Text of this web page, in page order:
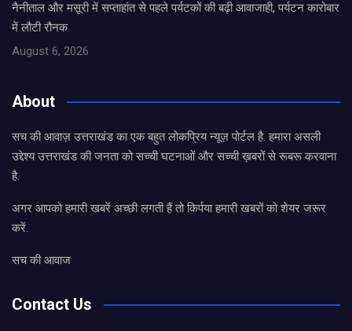
नैनीताल और मसूरी में सप्ताहांत से पहले पर्यटकों की बढ़ी आवाजाही, पर्यटन कारोबार
में लौटी रौनक
August 6, 2026
About
सच की आवाज़ उत्तराखंड का एक बहुत लोकप्रिय न्यूज़ पोर्टल है. हमारा असली
उद्देश्य उत्तराखंड की जनता को सच्ची घटनाओं और सच्ची ख़बरों से रूबरू करवाना
है.
अगर आपको हमारी खबरें अच्छी लगती हैं तो किर्पया हमारी खबरों को शेयर जरूर
करें.
सच की आवाज
Contact Us